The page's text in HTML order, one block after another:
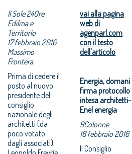
Il Sole 24Ore
Edilizia e
Territorio
17 febbraio 2016
Massimo
Frontera
Prima di cedere il
posto al nuovo
presidente del
consiglio
nazionale degli
architetti (da
poco votato
dagli associati),
vai alla pagina
web di
agenparl.com
con il testo
dell'articolo
Energia, domani
firma protocollo
intesa architetti-
Enel energia
9Colonne
16 febbraio 2016
Il Consiglio